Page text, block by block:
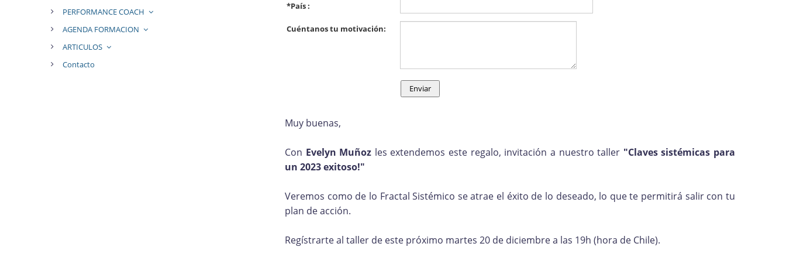
PERFORMANCE COACH
AGENDA FORMACION
ARTICULOS
Contacto
*País :
Cuéntanos tu motivación:
Muy buenas,
Con Evelyn Muñoz les extendemos este regalo, invitación a nuestro taller "Claves sistémicas para
un 2023 exitoso!"
Veremos como de lo Fractal Sistémico se atrae el éxito de lo deseado, lo que te permitirá salir con tu
plan de acción.
Regístrarte al taller de este próximo martes 20 de diciembre a las 19h (hora de Chile).